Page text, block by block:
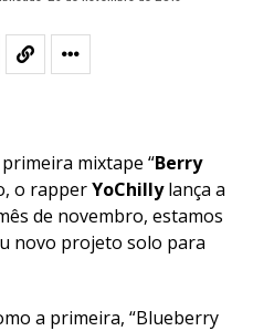
mixtape “Berry
o rapperYoChillylança a
de novembro, estamos
novo projeto solo para
a primeira, “Blueberry